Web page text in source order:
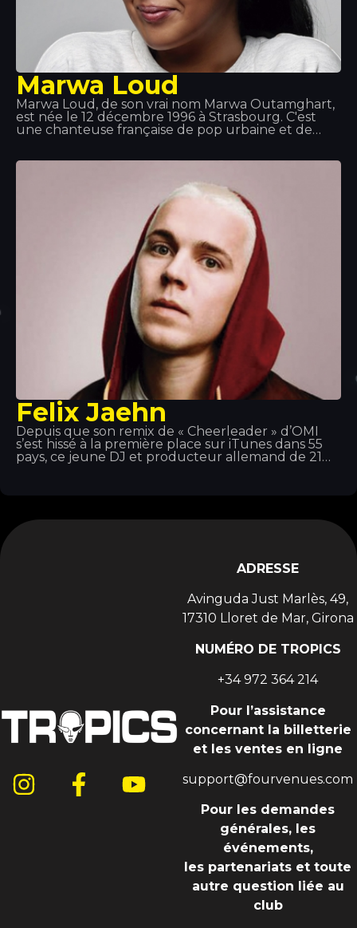
Marwa Loud
Marwa Loud, de son vrai nom Marwa Outamghart,
est née le 12 décembre 1996 à Strasbourg. C'est
une chanteuse française de pop urbaine et de
à Strasbourg et vit aujourd'hui à Paris.
Felix Jaehn
Depuis que son remix de « Cheerleader » d’OMI
s’est hissé à la première place sur iTunes dans 55
pays, ce jeune DJ et producteur allemand de 21
Thompson, en a fait l’un des plus grands tubes de
ADRESSE
Avinguda Just Marlès, 49,
17310 Lloret de Mar, Girona
NUMÉRO DE TROPICS
+34 972 364 214
Pour l’assistance
concernant la billetterie
et les ventes en ligne
support@fourvenues.com
Pour les demandes
générales, les
événements,
les partenariats et toute
autre question liée au
club